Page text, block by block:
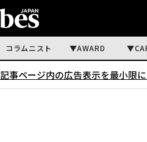
コラムニスト AWARD
記事ページ内の広告表示を最小限